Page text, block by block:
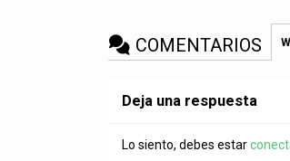
COMENTARIOS
Deja una respuesta
Lo siento, debes estar